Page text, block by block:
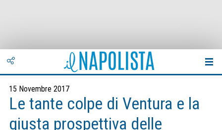
15 Novembre 2017
Le tante colpe di Ventura e la
giusta prospettiva delle